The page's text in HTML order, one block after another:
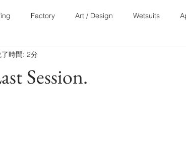
Factory Art / Design Wetsuits
Surf School
Session.
了時間: 2分